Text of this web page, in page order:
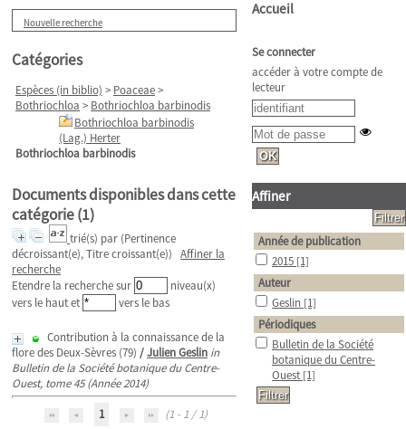
Nouvelle recherche
Catégories
Espèces (in biblio) > Poaceae>
Bothriochloa > Bothriochloa barbinodis
Bothriochloa barbinodis
(Lag.) Herter
Bothriochloa barbinodis
Documents disponibles dans cette
catégorie (1)
trié(s) par (Pertinence
décroissant(e), Titre croissant(e)) Affiner la
recherche
Etendre la recherche sur
niveau(x)
vers le haut et
vers le bas
Contribution à la connaissance de la
flore des Deux-Sèvres (79) /Julien Geslin in
Bulletin de la Société botanique du Centre-
Ouest, tome 45 (Année 2014)
1
(1 - 1 / 1)
Accueil
Se connecter
accéder à votre compte de
lecteur
Affiner
Année de publication
2015 [1]
Auteur
Geslin [1]
Périodiques
Bulletin de la Société
botanique du Centre-
Ouest [1]